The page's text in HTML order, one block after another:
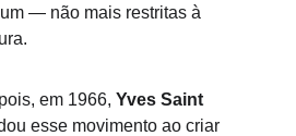
— não mais restritas à
em 1966, Yves Saint
esse movimento ao criar